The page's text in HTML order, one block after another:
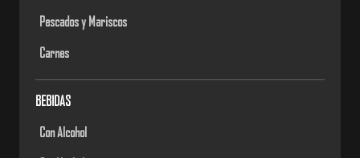
Pescados y Mariscos
Carnes
BEBIDAS
Con Alcohol